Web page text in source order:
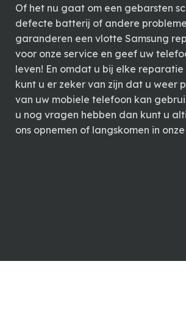
Of het nu gaat om een gebarsten
defecte batterij of andere
garanderen een vlotte Samsung
voor onze service en geef uw
leven! En omdat u bij elke
kunt u er zeker van zijn dat u weer
van uw mobiele telefoon kan
u nog vragen hebben dan kunt u
ons opnemen of langskomen in